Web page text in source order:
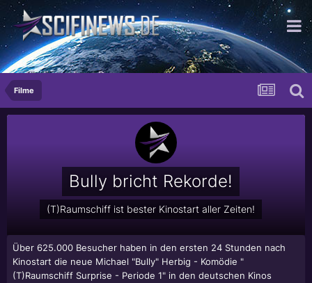
...für die moderne Dame
Filme
Bully bricht Rekorde!
(T)Raumschiff ist bester Kinostart aller Zeiten!
Über 625.000 Besucher haben in den ersten 24 Stunden nach
Kinostart die neue Michael "Bully" Herbig - Komödie "
(T)Raumschiff Surprise - Periode 1" in den deutschen Kinos